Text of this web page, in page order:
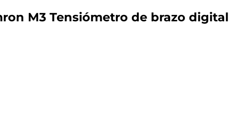
M3 Tensiómetro de brazo digital